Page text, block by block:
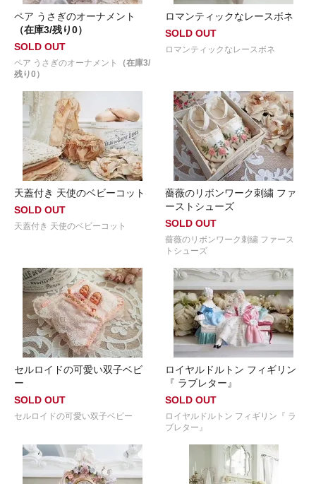
ペア うさぎのオーナメント
（在庫3/残り0）
SOLD OUT
ペア うさぎのオーナメント
（在庫3/
残り0）
ロマンティックなレースボネ
SOLD OUT
ロマンティックなレースボネ
天蓋付き 天使のベビーコット
SOLD OUT
天蓋付き 天使のベビーコット
薔薇のリボンワーク刺繍 ファ
ーストシューズ
SOLD OUT
薔薇のリボンワーク刺繍 ファース
トシューズ
セルロイドの可愛い双子ベビ
ー
SOLD OUT
セルロイドの可愛い双子ベビー
ロイヤルドルトン フィギリン
『 ラブレター』
SOLD OUT
ロイヤルドルトン フィギリン『 ラ
ブレター』